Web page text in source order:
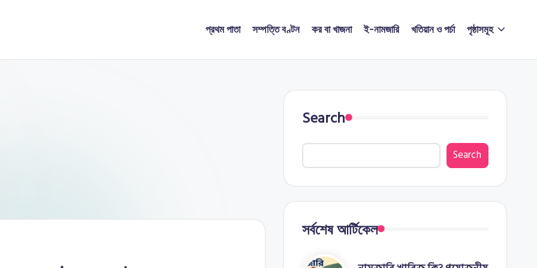
প্রথম পাতা সম্পত্তি বণ্টন কর বা খাজনা ই-নামজারি খতিয়ান ও পর্চা পৃষ্ঠাসমূহ
Search
Search
সর্বশেষ আর্টিকেল